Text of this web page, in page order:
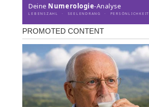
Deine Numerologie-Analyse
LEBENSZAHL · SEELENDRANG · PERSÖNLICHKEIT